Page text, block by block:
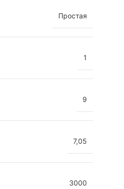
Простая
1
9
7,05
3000